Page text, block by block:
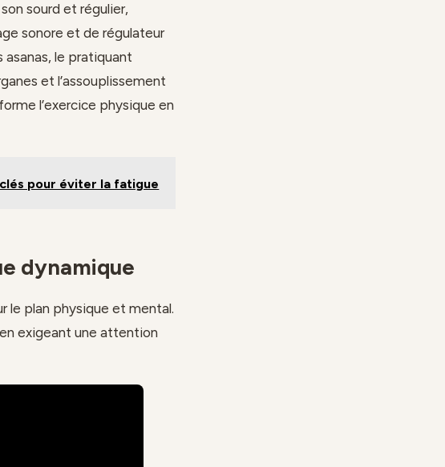
sourd et régulier,
sonore et de régulateur
le pratiquant
et l’assouplissement
l’exercice physique en
pour éviter la fatigue
dynamique
le plan physique et mental.
exigeant une attention